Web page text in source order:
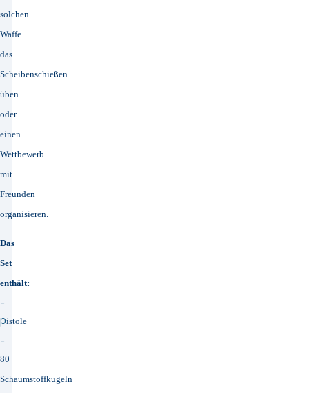
solchen
Waffe
das
Scheibenschießen
üben
oder
einen
Wettbewerb
mit
Freunden
organisieren.
Das
Set
enthält:
-
pistole
-
80
Schaumstoffkugeln